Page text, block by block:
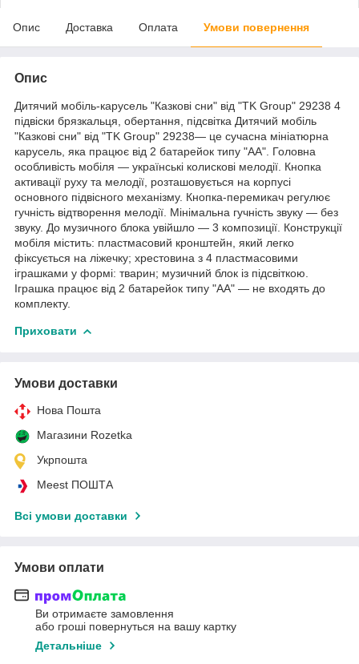
Опис Доставка Оплата Умови повернення
Опис
Дитячий мобіль-карусель "Казкові сни" від "TK Group" 29238 4
підвіски брязкальця, обертання, підсвітка Дитячий мобіль
"Казкові сни" від "TK Group" 29238— це сучасна мініатюрна
карусель, яка працює від 2 батарейок типу "АА". Головна
особливість мобіля — українські колискові мелодії. Кнопка
активації руху та мелодії, розташовується на корпусі
основного підвісного механізму. Кнопка-перемикач регулює
гучність відтворення мелодії. Мінімальна гучність звуку — без
звуку. До музичного блока увійшло — 3 композиції. Конструкції
мобіля містить: пластмасовий кронштейн, який легко
фіксується на ліжечку; хрестовина з 4 пластмасовими
іграшками у формі: тварин; музичний блок із підсвіткою.
Іграшка працює від 2 батарейок типу "АА" — не входять до
комплекту.
Приховати
Умови доставки
Нова Пошта
Магазини Rozetka
Укрпошта
Meest ПОШТА
Всі умови доставки
Умови оплати
Ви отримаєте замовлення
або гроші повернуться на вашу картку
Детальніше